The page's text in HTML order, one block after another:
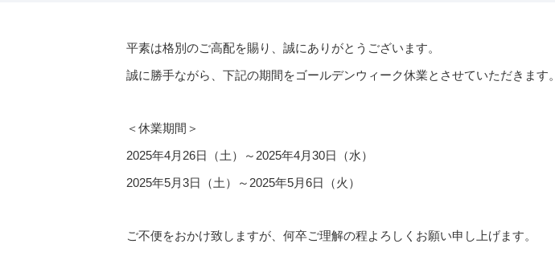
平素は格別のご高配を賜り、誠にありがとうございます。
誠に勝手ながら、下記の期間をゴールデンウィーク休業とさせていただきます。
＜休業期間＞
2025年4月26日（土）～2025年4月30日（水）
2025年5月3日（土）～2025年5月6日（火）
ご不便をおかけ致しますが、何卒ご理解の程よろしくお願い申し上げます。